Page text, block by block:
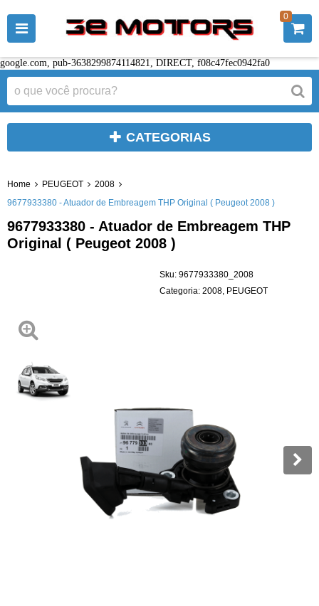
google.com, pub-3638299874114821, DIRECT, f08c47fec0942fa0
0
CATEGORIAS
Home PEUGEOT
2008
9677933380 - Atuador de Embreagem THP Original ( Peugeot 2008 )
9677933380 - Atuador de Embreagem THP
Original ( Peugeot 2008 )
Sku: 9677933380_2008
Categoria: 2008 PEUGEOT